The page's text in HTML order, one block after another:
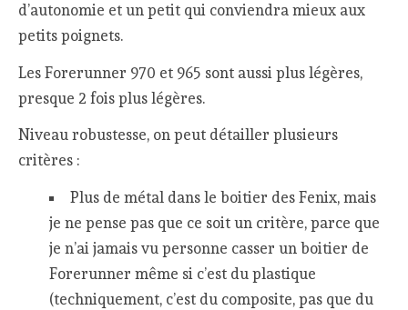
d’autonomie et un petit qui conviendra mieux aux
petits poignets.
Les Forerunner 970 et 965 sont aussi plus légères,
presque 2 fois plus légères.
Niveau robustesse, on peut détailler plusieurs
critères :
Plus de métal dans le boitier des Fenix, mais
je ne pense pas que ce soit un critère, parce que
je n’ai jamais vu personne casser un boitier de
Forerunner même si c’est du plastique
(techniquement, c’est du composite, pas que du